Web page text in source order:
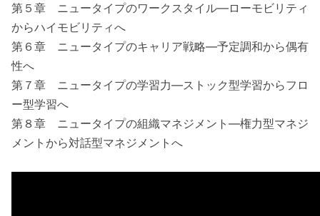
第５章 ニュータイプのワークスタイル―ローモビリティ
からハイモビリティへ
第６章 ニュータイプのキャリア戦略―予定調和から偶有
性へ
第７章 ニュータイプの学習力―ストック型学習からフロ
ー型学習へ
第８章 ニュータイプの組織マネジメント―権力型マネジ
メントから対話型マネジメントへ